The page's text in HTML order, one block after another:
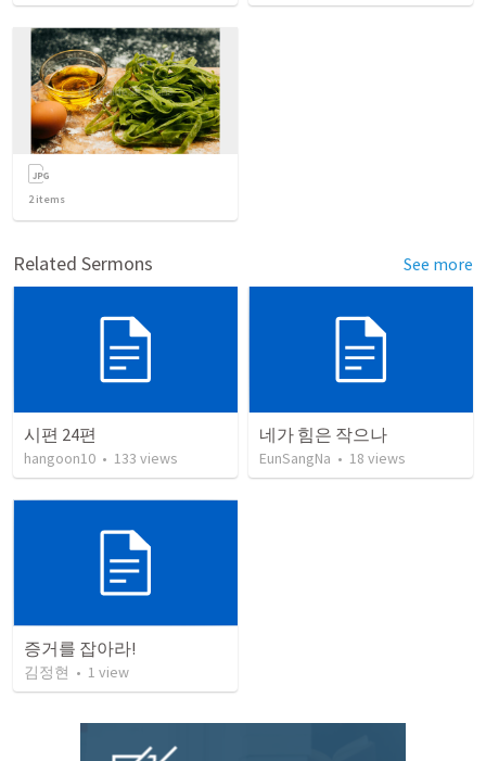
2items
Related Sermons See more
시편 24편
hangoon10 • 133 views
네가 힘은 작으나
EunSangNa • 18 views
증거를 잡아라!
김정현 • 1 view